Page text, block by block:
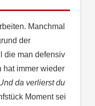
Manchmal
der
die man defensiv
hat immer wieder
da verlierst du
Moment sei